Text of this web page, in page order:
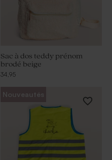
Sac à dos teddy prénom
brodé beige
34,95
Nouveautés